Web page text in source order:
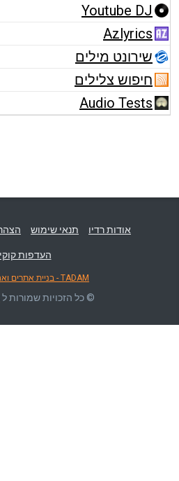
Youtube DJ
Azlyrics
שירונט מילים
חיפוש צלילים
Audio Tests
אודות רדיו תנאי שימוש
העדפות
TADAM - בניית אתרים ואחזקת שרתים
© כל הזכויות שמורות ל